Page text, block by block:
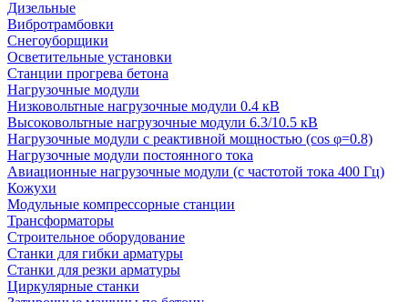
Дизельные
Вибротрамбовки
Снегоуборщики
Осветительные установки
Станции прогрева бетона
Нагрузочные модули
Низковольтные нагрузочные модули 0.4 кВ
Высоковольтные нагрузочные модули 6.3/10.5 кВ
Нагрузочные модули с реактивной мощностью (cos φ=0.8)
Нагрузочные модули постоянного тока
Авиационные нагрузочные модули (с частотой тока 400 Гц)
Кожухи
Модульные компрессорные станции
Трансформаторы
Строительное оборудование
Станки для гибки арматуры
Станки для резки арматуры
Циркулярные станки